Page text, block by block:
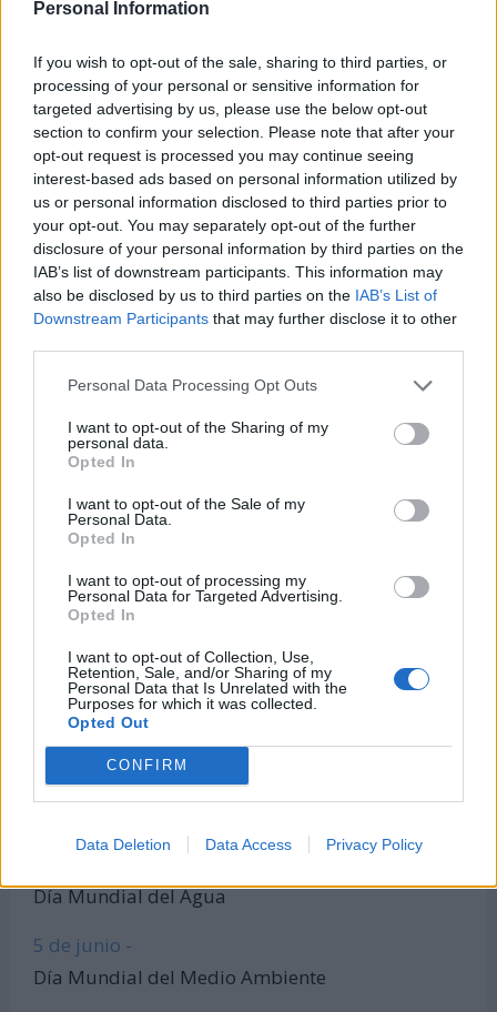
Personal Information
If you wish to opt-out of the sale, sharing to third parties, or
processing of your personal or sensitive information for
targeted advertising by us, please use the below opt-out
section to confirm your selection. Please note that after your
opt-out request is processed you may continue seeing
interest-based ads based on personal information utilized by
us or personal information disclosed to third parties prior to
your opt-out. You may separately opt-out of the further
disclosure of your personal information by third parties on the
IAB’s list of downstream participants. This information may
also be disclosed by us to third parties on the IAB’s List of
Downstream Participants that may further disclose it to other
Personal Data Processing Opt Outs
I want to opt-out of the Sharing of my
personal data.
Opted In
I want to opt-out of the Sale of my
Personal Data.
Opted In
I want to opt-out of processing my
Personal Data for Targeted Advertising.
Opted In
I want to opt-out of Collection, Use,
Retention, Sale, and/or Sharing of my
Personal Data that Is Unrelated with the
Purposes for which it was collected.
Opted Out
CONFIRM
Data Deletion Data Access Privacy Policy
Calendario Lunar
Calendario de Días Internacionales de
2027
Calculadoras
Calcula la diferencia entre fechas
Sumar o restar días o semanas a una
fecha
Calcular días hábiles
¿Cuántos días he vivido?
¿Quién cumple años hoy?
Calculadora de Calorías
Calculadora de índice de masa corporal
Todas las calculadoras
Entra en nuestro canal de Telegram
Días Más Buscados
8 de marzo -
Día Mundial del Agua
5 de junio -
Día Mundial del Medio Ambiente